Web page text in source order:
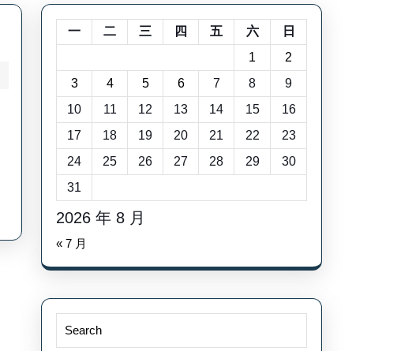
2026 年 8 月
一 二 三 四 五 六
日
1
2
3
4 5 6 7 8
9
10
11 12 13 14 15
16
17
18 19 20 21 22
23
24
25 26 27 28 29
30
31
« 7 月